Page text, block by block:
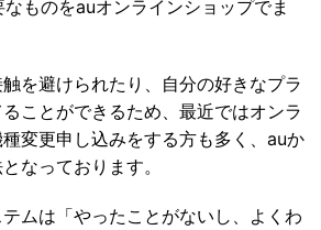
ものをauオンラインショップでま
を避けられたり、自分の好きなプラ
ことができるため、最近ではオンラ
変更申し込みをする方も多く、auか
なっております。
ムは「やったことがないし、よくわ